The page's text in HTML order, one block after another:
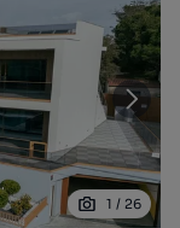
1 / 26